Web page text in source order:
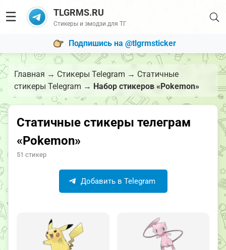
☰ TLGRMS.RU
Стикеры и эмодзи для ТГ
Подпишись на @tlgrmsticker
Главная → Стикеры Telegram → Статичные
стикеры Telegram → Набор стикеров «Pokemon»
Статичные стикеры телеграм
«Pokemon»
51 стикер
Добавить в Telegram